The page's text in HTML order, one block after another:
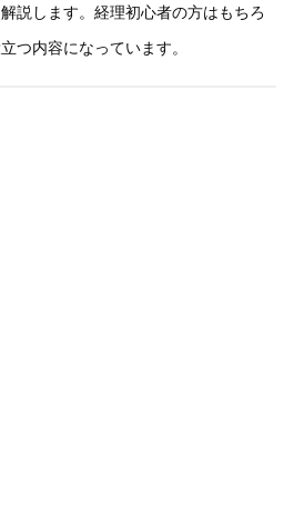
説します。経理初心者の方はもちろ
つ内容になっています。